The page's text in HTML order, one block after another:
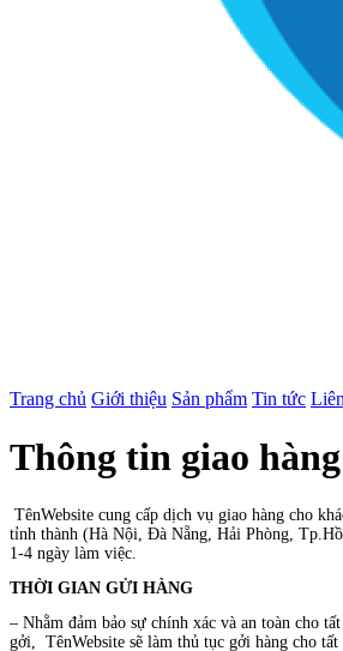
Trang chủ Giới thiệu Sản phẩm Tin tức
Thông tin giao hàng
TênWebsite cung cấp dịch vụ giao hàng cho
tỉnh thành (Hà Nội, Đà Nẵng, Hải Phòng,
1-4 ngày làm việc.
THỜI GIAN GỬI HÀNG
– Nhằm đảm bảo sự chính xác và an toàn cho
gởi,
TênWebsite sẽ làm thủ tục gởi hàng cho